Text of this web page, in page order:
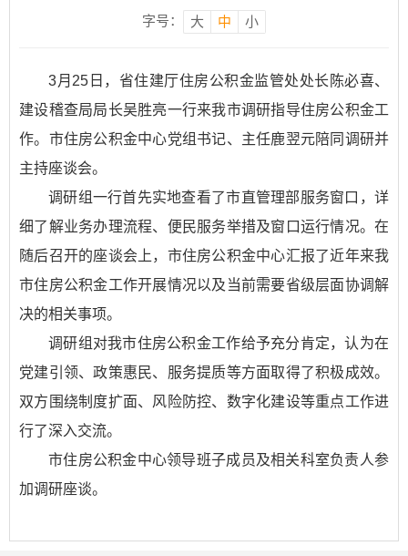
字号：
大 中 小
3月25日，省住建厅住房公积金监管处处长陈必喜、
建设稽查局局长吴胜亮一行来我市调研指导住房公积金工
作。市住房公积金中心党组书记、主任鹿翌元陪同调研并
主持座谈会。
调研组一行首先实地查看了市直管理部服务窗口，详
细了解业务办理流程、便民服务举措及窗口运行情况。在
随后召开的座谈会上，市住房公积金中心汇报了近年来我
市住房公积金工作开展情况以及当前需要省级层面协调解
决的相关事项。
调研组对我市住房公积金工作给予充分肯定，认为在
党建引领、政策惠民、服务提质等方面取得了积极成效。
双方围绕制度扩面、风险防控、数字化建设等重点工作进
行了深入交流。
市住房公积金中心领导班子成员及相关科室负责人参
加调研座谈。